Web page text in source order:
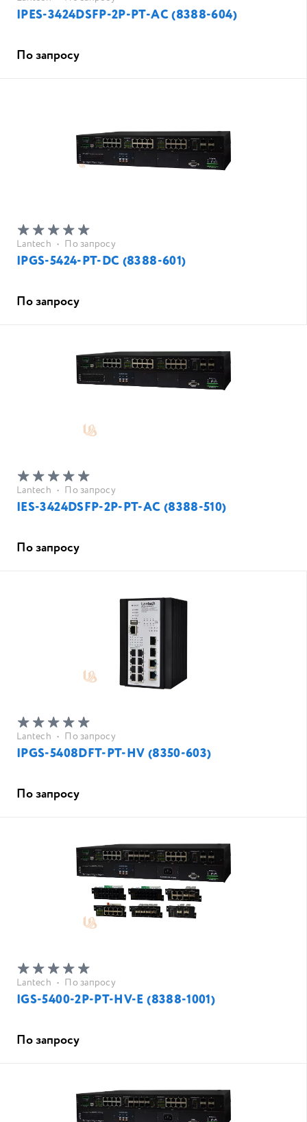
IPES-3424DSFP-2P-PT-AC (8388-604)
По запросу
Lantech • По запросу
IPGS-5424-PT-DC (8388-601)
По запросу
Lantech • По запросу
IES-3424DSFP-2P-PT-AC (8388-510)
По запросу
Lantech • По запросу
IPGS-5408DFT-PT-HV (8350-603)
По запросу
Lantech • По запросу
IGS-5400-2P-PT-HV-E (8388-1001)
По запросу